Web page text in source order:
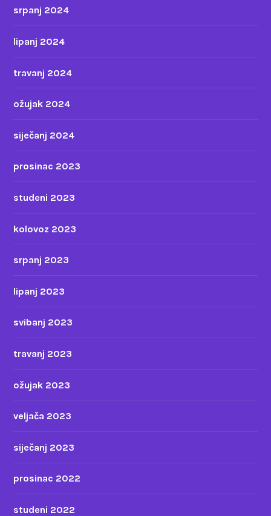
srpanj 2024
lipanj 2024
travanj 2024
ožujak 2024
siječanj 2024
prosinac 2023
studeni 2023
kolovoz 2023
srpanj 2023
lipanj 2023
svibanj 2023
travanj 2023
ožujak 2023
veljača 2023
siječanj 2023
prosinac 2022
studeni 2022